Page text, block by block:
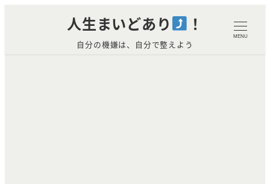
人生まいどあり ！
自分の機嫌は、自分で整えよう
MENU